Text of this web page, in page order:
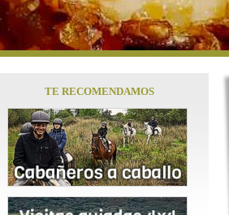
TE RECOMENDAMOS